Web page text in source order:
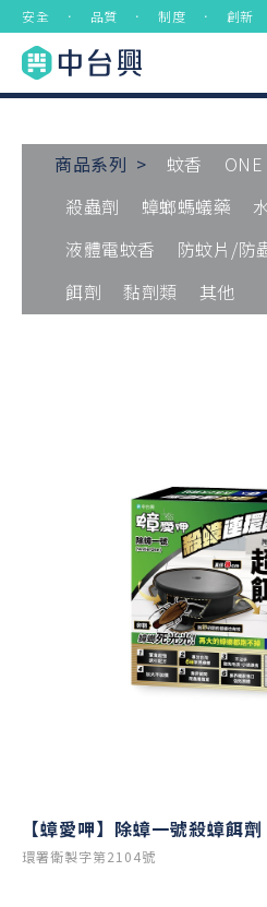
安全 ． 品質 ． 制度 ． 創新
商品系列 > 蚊香
殺蟲劑
蟑螂螞蟻藥
液體電蚊香
防蚊片/防
餌劑
黏劑類 其他
【蟑愛呷】除蟑一號殺蟑餌
環署衛製字第2104號